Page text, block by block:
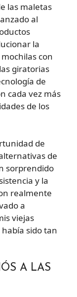
las maletas
al
la
con
giratorias
de
cada vez más
de los
de
de
sorprendido
y la
realmente
a
viejas
sido tan
A LAS